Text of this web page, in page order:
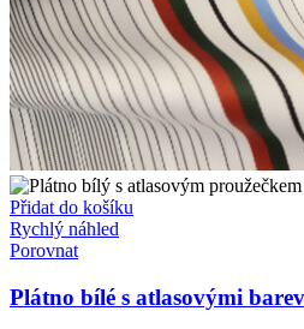
Přidat do košíku
Rychlý náhled
Porovnat
Plátno bílé s atlasovými